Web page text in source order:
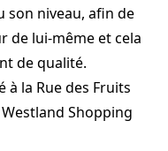
son niveau, afin de
de lui-même et cela
de qualité.
la Rue des Fruits
Shopping